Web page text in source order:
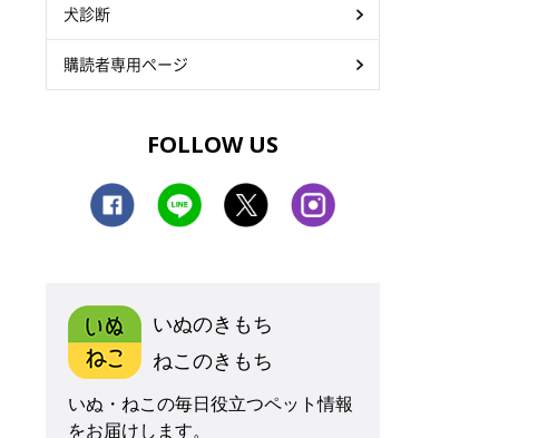
犬診断
購読者専用ページ
FOLLOW US
いぬのきもち
ねこのきもち
いぬ・ねこの毎日役立つペット情報
をお届けします。